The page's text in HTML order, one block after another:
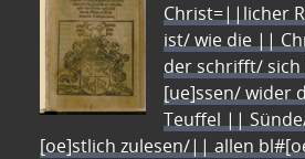
Christ=||licher
ist/ wie die ||
der schrifft/
[ue]ssen/ wider
Teuffel ||
[oe]stlich zulesen/|| allen